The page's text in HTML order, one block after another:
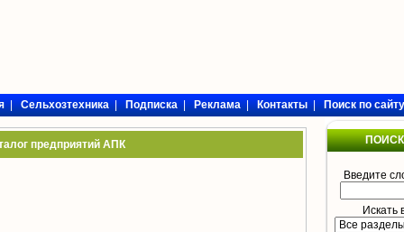
|Сельхозтехника|Подписка|Реклама|Контакты|Поиск по сайту
предприятий АПК
Введите
Искать